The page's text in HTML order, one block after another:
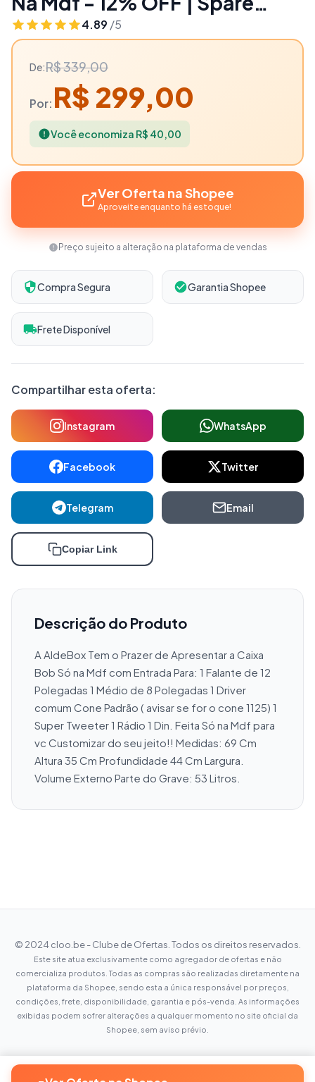
Parts and Accessories for
Vehicle
4.89 /5
De:R$ 339,00
Por: R$ 299,00
Você economiza R$ 40,00
Ver Oferta na Shopee
Aproveite enquanto há estoque!
Preço sujeito a alteração na plataforma de vendas
Compra Segura Garantia Shopee
Frete Disponível
Compartilhar esta oferta:
Instagram WhatsApp
Facebook Twitter
Telegram Email
Copiar Link
Descrição do Produto
A AldeBox Tem o Prazer de Apresentar a Caixa
Bob Só na Mdf com Entrada Para: 1 Falante de 12
Polegadas 1 Médio de 8 Polegadas 1 Driver
comum Cone Padrão ( avisar se for o cone 1125) 1
Super Tweeter 1 Rádio 1 Din. Feita Só na Mdf para
vc Customizar do seu jeito!! Medidas: 69 Cm
Altura 35 Cm Profundidade 44 Cm Largura.
Volume Externo Parte do Grave: 53 Litros.
© 2024 cloo.be - Clube de Ofertas. Todos os direitos reservados.
Este site atua exclusivamente como agregador de ofertas e não
comercializa produtos. Todas as compras são realizadas diretamente na
plataforma da Shopee, sendo esta a única responsável por preços,
condições, frete, disponibilidade, garantia e pós-venda. As informações
exibidas podem sofrer alterações a qualquer momento no site oficial da
Shopee, sem aviso prévio.